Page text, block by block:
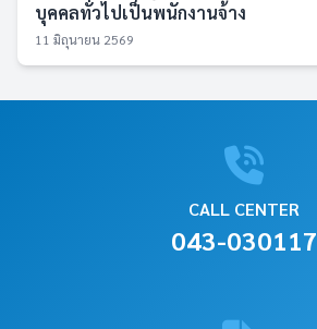
บุคคลทั่วไปเป็นพนักงานจ้าง
11 มิถุนายน 2569
CALL CENTER
043-030117